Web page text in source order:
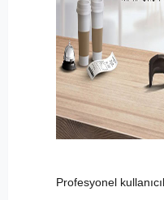
Profesyonel